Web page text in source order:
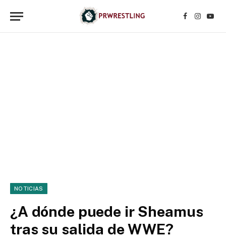
Facebook
NOTICIAS
¿A dónde puede ir Sheamus
tras su salida de WWE?